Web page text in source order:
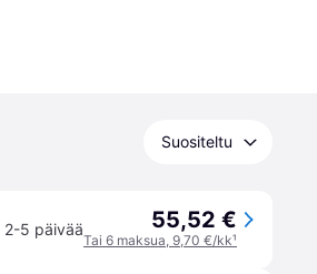
Suositeltu
2-5 päivää 55,52 €
Tai 6 maksua, 9,70 €/kk¹